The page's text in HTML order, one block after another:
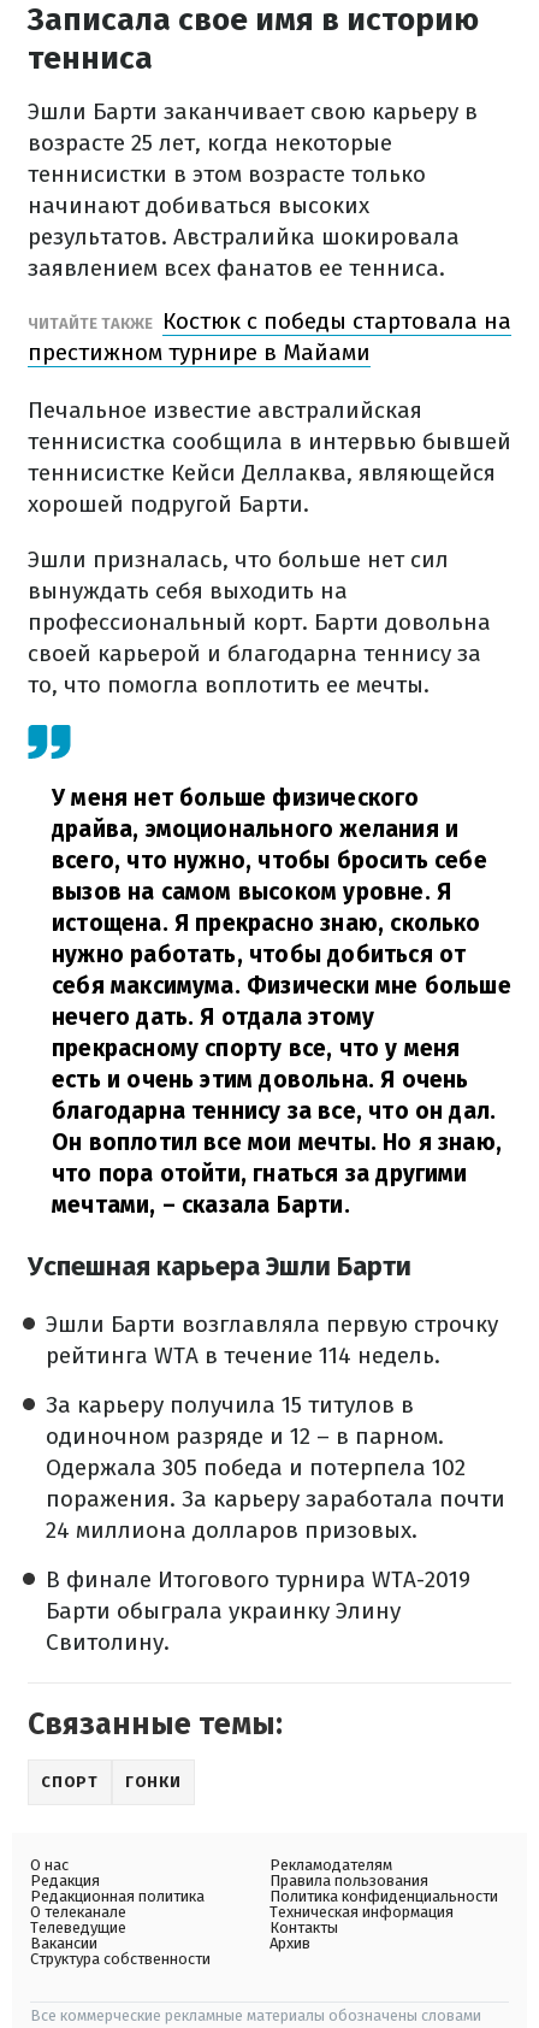
Записала свое имя в историю
тенниса
Эшли Барти заканчивает свою карьеру в
возрасте 25 лет, когда некоторые
теннисистки в этом возрасте только
начинают добиваться высоких
результатов. Австралийка шокировала
заявлением всех фанатов ее тенниса.
ЧИТАЙТЕ ТАКЖЕ
Костюк с победы стартовала на
престижном турнире в Майами
Печальное известие австралийская
теннисистка сообщила в интервью бывшей
теннисистке Кейси Деллаква, являющейся
хорошей подругой Барти.
Эшли призналась, что больше нет сил
вынуждать себя выходить на
профессиональный корт. Барти довольна
своей карьерой и благодарна теннису за
то, что помогла воплотить ее мечты.
У меня нет больше физического
драйва, эмоционального желания и
всего, что нужно, чтобы бросить себе
вызов на самом высоком уровне. Я
истощена. Я прекрасно знаю, сколько
нужно работать, чтобы добиться от
себя максимума. Физически мне больше
нечего дать. Я отдала этому
прекрасному спорту все, что у меня
есть и очень этим довольна. Я очень
благодарна теннису за все, что он дал.
Он воплотил все мои мечты. Но я знаю,
что пора отойти, гнаться за другими
мечтами, – сказала Барти.
Успешная карьера Эшли Барти
Эшли Барти возглавляла первую строчку
рейтинга WTA в течение 114 недель.
За карьеру получила 15 титулов в
одиночном разряде и 12 – в парном.
Одержала 305 победа и потерпела 102
поражения. За карьеру заработала почти
24 миллиона долларов призовых.
В финале Итогового турнира WTA-2019
Барти обыграла украинку Элину
Свитолину.
Связанные темы:
СПОРТ ГОНКИ
О нас
Редакция
Редакционная политика
О телеканале
Телеведущие
Вакансии
Структура собственности
Рекламодателям
Правила пользования
Политика конфиденциальности
Техническая информация
Контакты
Архив
Все коммерческие рекламные материалы обозначены словами